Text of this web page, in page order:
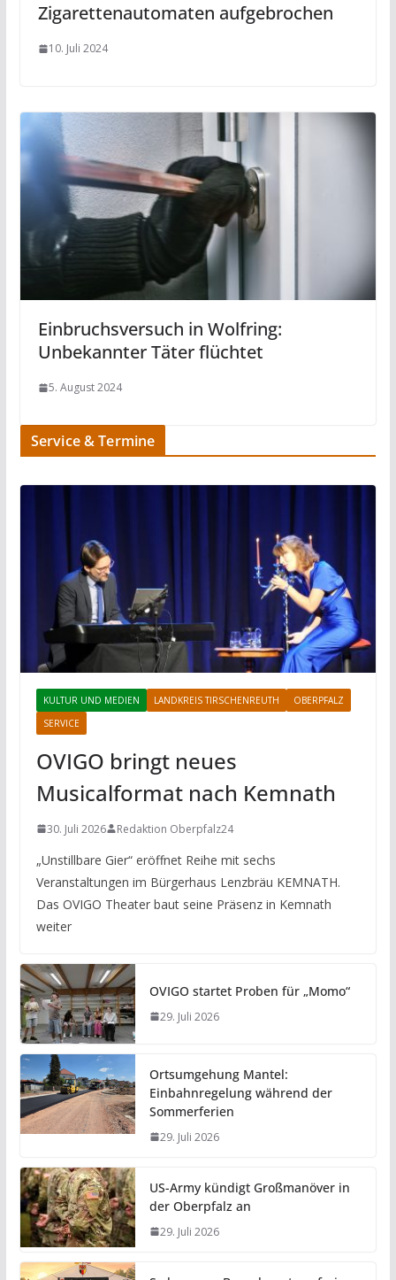
Zigarettenautomaten aufgebrochen
10. Juli 2024
Einbruchsversuch in Wolfring:
Unbekannter Täter flüchtet
5. August 2024
Service & Termine
KULTUR UND MEDIEN LANDKREIS TIRSCHENREUTH
OBERPFALZ
SERVICE
OVIGO bringt neues
Musicalformat nach Kemnath
30. Juli 2026 Redaktion Oberpfalz24
„Unstillbare Gier“ eröffnet Reihe mit sechs
Veranstaltungen im Bürgerhaus Lenzbräu KEMNATH.
Das OVIGO Theater baut seine Präsenz in Kemnath
weiter
OVIGO startet Proben für „Momo“
29. Juli 2026
Ortsumgehung Mantel:
Einbahnregelung während der
Sommerferien
29. Juli 2026
US-Army kündigt Großmanöver in
der Oberpfalz an
29. Juli 2026